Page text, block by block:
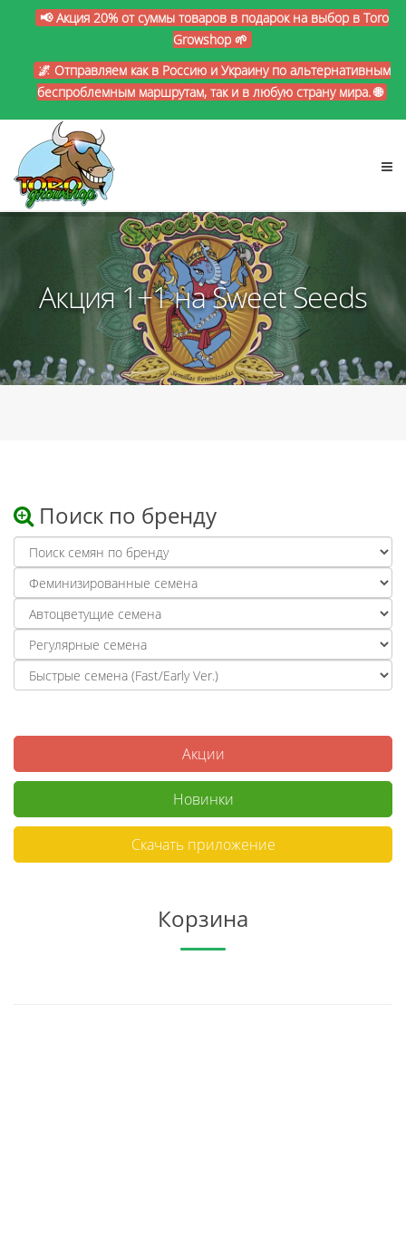
📢 Акция 20% от суммы товаров в подарок на выбор в Toro
Growshop 🌱
🌌 Отправляем как в Россию и Украину по альтернативным
беспроблемным маршрутам, так и в любую страну мира. 🌐
Акция 1+1 на Sweet Seeds
Поиск по бренду
Акции
Новинки
Скачать приложение
Корзина